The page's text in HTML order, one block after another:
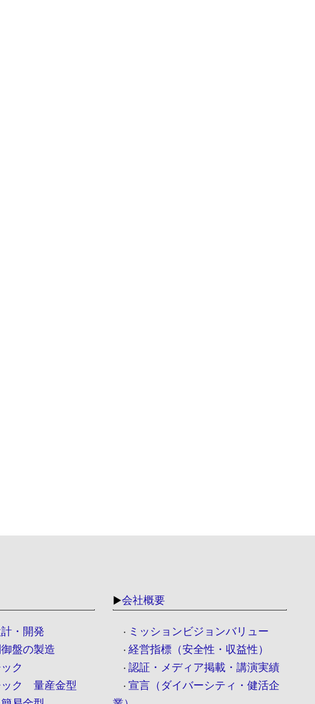
・開発
盤の製造
ク
ック 量産金型
▶会社概要
・ ミッションビジョンバリュー
・ 経営指標（安全性・収益性）
・ 認証・メディア掲載・講演実績
・ 宣言（ダイバーシティ・健活企